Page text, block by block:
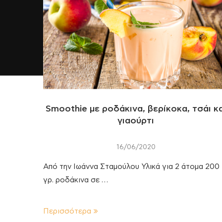
Smoothie με ροδάκινα, βερίκοκα, τσάι
γιαούρτι
16/06/2020
Από την Ιωάννα Σταμούλου Υλικά για 2 άτομα 200
γρ. ροδάκινα σε …
Περισσότερα